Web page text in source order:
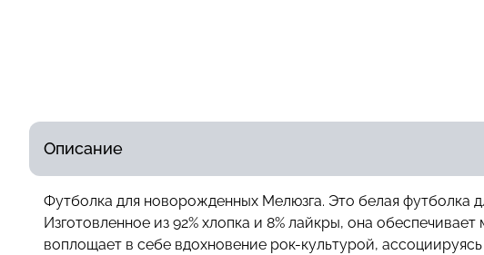
Описание
Футболка для новорожденных Мелюзга. Это белая футболка
Изготовленное из 92% хлопка и 8% лайкры, она
воплощает в себе вдохновение рок-культурой,